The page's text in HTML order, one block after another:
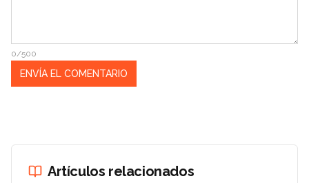
0/500
Artículos relacionados